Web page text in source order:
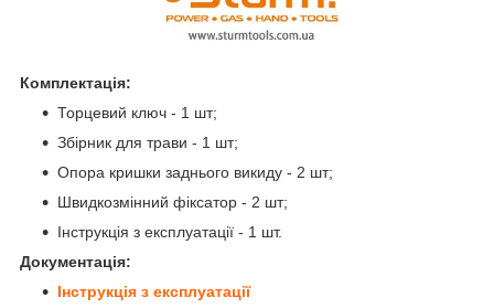
Комплектація:
Торцевий ключ - 1 шт;
Збірник для трави - 1 шт;
Опора кришки заднього викиду - 2 шт;
Швидкозмінний фіксатор - 2 шт;
Інструкція з експлуатації - 1 шт.
Документація:
Інструкція з експлуатації